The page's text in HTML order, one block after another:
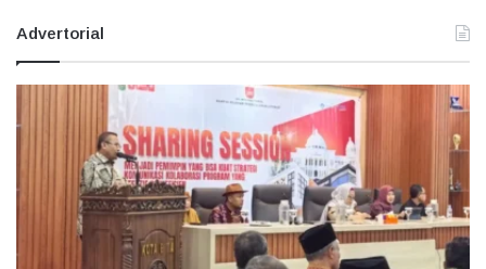
Advertorial